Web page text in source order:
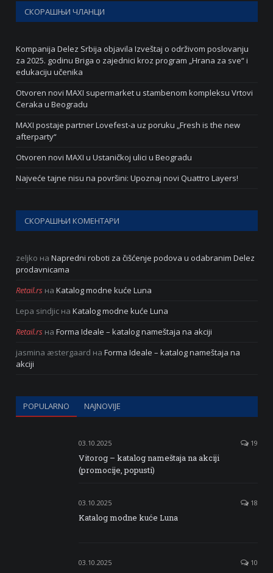
СКОРАШЊИ ЧЛАНЦИ
Kompanija Delez Srbija objavila Izveštaj o održivom poslovanju
za 2025. godinu Briga o zajednici kroz program „Hrana za sve“ i
edukaciju učenika
Otvoren novi MAXI supermarket u stambenom kompleksu Vrtovi
Ceraka u Beogradu
MAXI postaje partner Lovefest-a uz poruku „Fresh is the new
afterparty“
Otvoren novi MAXI u Ustaničkoj ulici u Beogradu
Najveće tajne nisu na površini: Upoznaj novi Quattro Layers!
СКОРАШЊИ КОМЕНТАРИ
zeljko на Napredni roboti za čišćenje podova u odabranim Delez
prodavnicama
Retail.rs на Katalog modne kuće Luna
Lepa sindjic на Katalog modne kuće Luna
Retail.rs на Forma Ideale – katalog nameštaja na akciji
jasmina æstergaard на Forma Ideale – katalog nameštaja na
akciji
POPULARNO NAJNOVIJE
03.10.2025 19
Vitorog – katalog nameštaja na akciji
(promocije, popusti)
03.10.2025 18
Katalog modne kuće Luna
03.10.2025 10